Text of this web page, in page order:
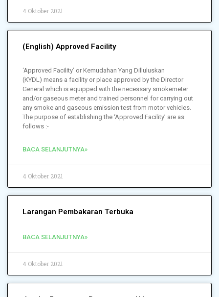
4 Oktober 2021
(English) Approved Facility
‘Approved Facility’ or Kemudahan Yang Dilluluskan
(KYDL) means a facility or place approved by the Director
General which is equipped with the necessary smokemeter
and/or gaseous meter and trained personnel for carrying out
any smoke and gaseous emission test from motor vehicles.
The purpose of establishing the ‘Approved Facility’ are as
follows :-
BACA SELANJUTNYA»
4 Oktober 2021
Larangan Pembakaran Terbuka
BACA SELANJUTNYA»
4 Oktober 2021